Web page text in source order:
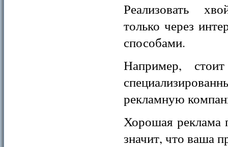
Реализовать
только через
способами.
Например,
рекламную
Хорошая реклама
значит, что ваша